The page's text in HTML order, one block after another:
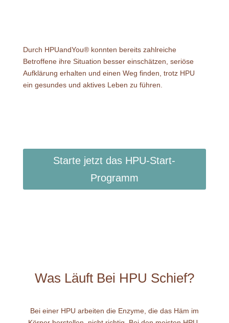
Durch HPUandYou® konnten bereits zahlreiche
Betroffene ihre Situation besser einschätzen, seriöse
Aufklärung erhalten und einen Weg finden, trotz HPU
ein gesundes und aktives Leben zu führen.
Starte jetzt das HPU-Start-
Programm
Was Läuft Bei HPU Schief?
Bei einer HPU arbeiten die Enzyme, die das Häm im